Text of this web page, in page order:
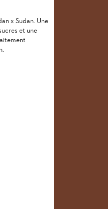
x Sudan. Une
et une